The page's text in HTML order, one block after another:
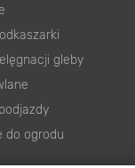
gleby
do ogrodu